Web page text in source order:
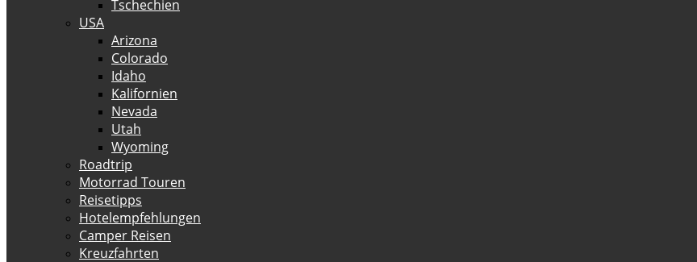
Tschechien
USA
Arizona
Colorado
Idaho
Kalifornien
Nevada
Utah
Wyoming
Roadtrip
Motorrad Touren
Reisetipps
Hotelempfehlungen
Camper Reisen
Kreuzfahrten